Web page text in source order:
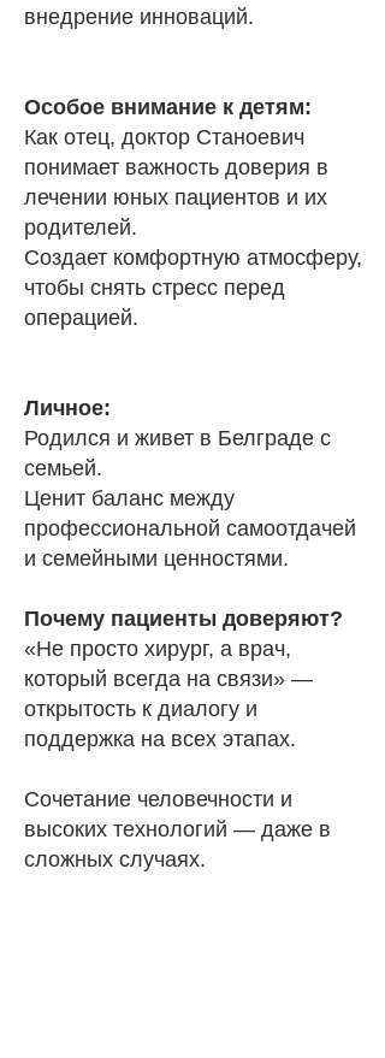
внедрение инноваций.
Особое внимание к детям:
Как отец, доктор Станоевич
понимает важность доверия в
лечении юных пациентов и их
родителей.
Создает комфортную атмосферу,
чтобы снять стресс перед
операцией.
Личное:
Родился и живет в Белграде с
семьей.
Ценит баланс между
профессиональной самоотдачей
и семейными ценностями.
Почему пациенты доверяют?
«Не просто хирург, а врач,
который всегда на связи» —
открытость к диалогу и
поддержка на всех этапах.
Сочетание человечности и
высоких технологий — даже в
сложных случаях.